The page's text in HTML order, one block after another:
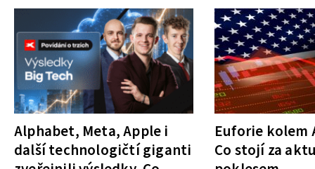
Alphabet, Meta, Apple i
další technologičtí giganti
Euforie kolem
Co stojí za